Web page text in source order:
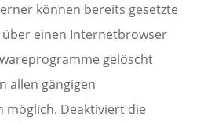
können bereits gesetzte
über einen Internetbrowser
gelöscht
allen gängigen
Deaktiviert die